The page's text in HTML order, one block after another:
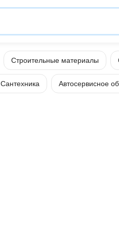
Строительные материалы
Сантехника Автосервисное